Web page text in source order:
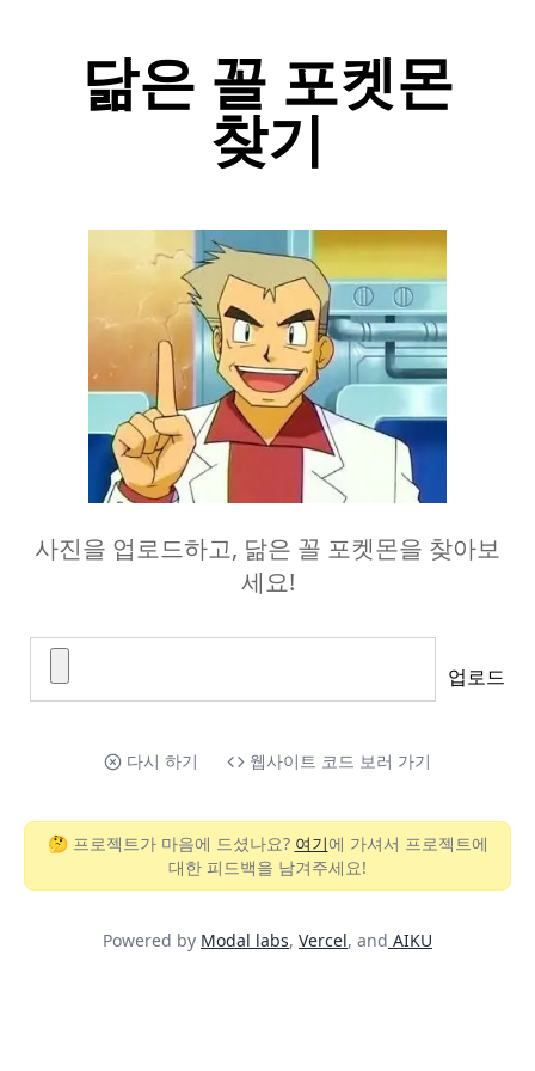
닮은 꼴 포켓몬
찾기
사진을 업로드하고, 닮은 꼴 포켓몬을 찾아보
세요!
업로드
다시 하기 웹사이트 코드 보러 가기
🤔 프로젝트가 마음에 드셨나요? 여기에 가셔서 프로젝트에
대한 피드백을 남겨주세요!
Powered by Modal labs, Vercel, and AIKU